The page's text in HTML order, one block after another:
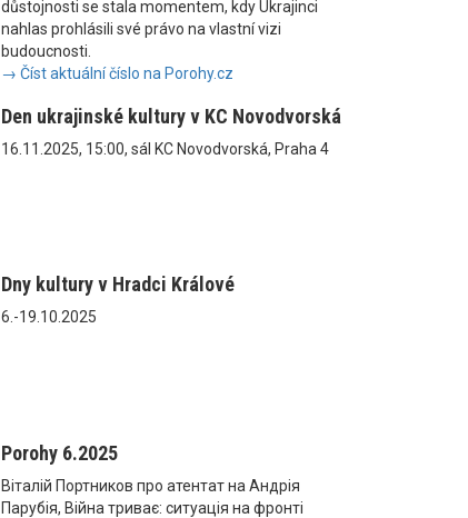
důstojnosti se stala momentem, kdy Ukrajinci
nahlas prohlásili své právo na vlastní vizi
budoucnosti.
→ Číst aktuální číslo na Porohy.cz
Den ukrajinské kultury v KC Novodvorská
16.11.2025, 15:00, sál KC Novodvorská, Praha 4
Dny kultury v Hradci Králové
6.-19.10.2025
Porohy 6.2025
Віталій Портников про атентат на Андрія
Парубія, Війна триває: ситуація на фронті